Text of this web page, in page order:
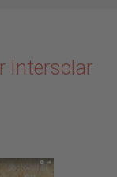
Intersolar